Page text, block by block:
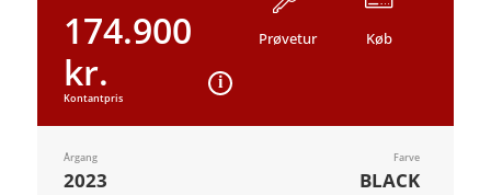
174.900
kr.
Kontantpris
Prøvetur Køb
Årgang
2023
Farve
BLACK